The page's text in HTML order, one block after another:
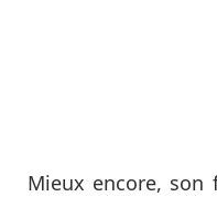
Mieux encore, son